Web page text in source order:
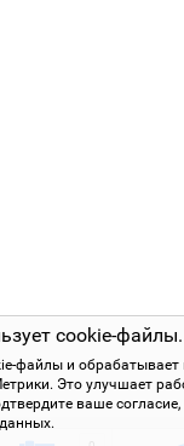
cookie-файлы.
файлы и
Это улучшает
ваше